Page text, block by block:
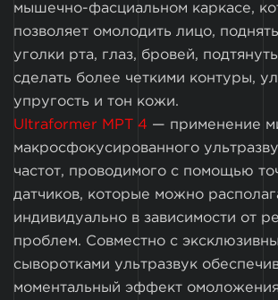
мышечно-фасциальном каркасе,
позволяет омолодить лицо,
уголки рта, глаз, бровей,
сделать более четкими контуры,
упругость и тон кожи.
Ultraformer MPT 4 — применение
макросфокусированного
частот, проводимого с помощью
датчиков, которые можно
индивидуально в зависимости от
проблем. Совместно с
сыворотками ультразвук
моментальный эффект